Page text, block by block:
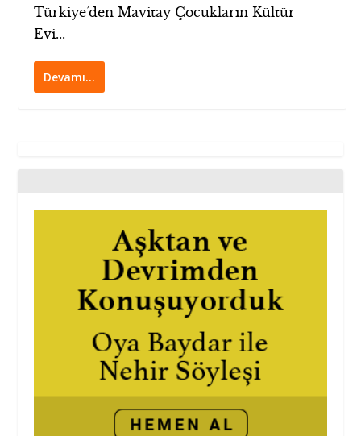
Türkiye’den Mavitay Çocukların Kültür
Evi...
Devamı…